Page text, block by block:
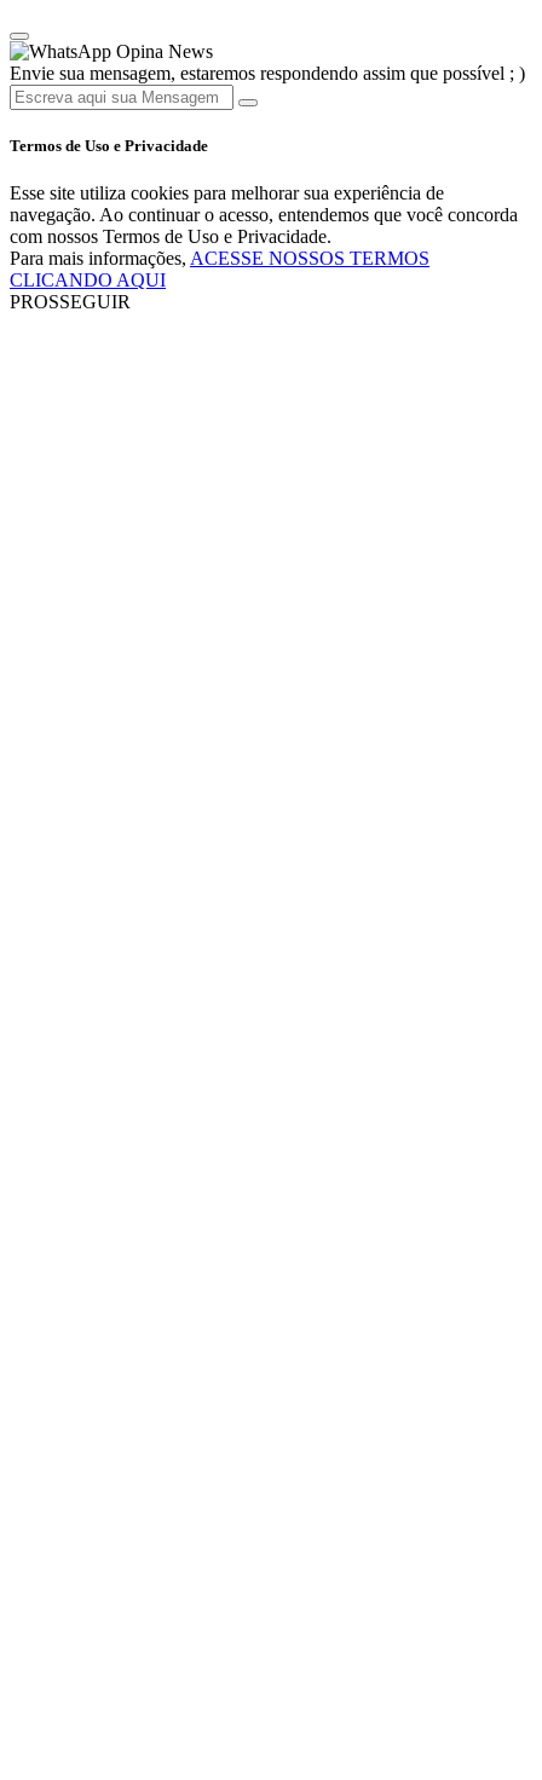
Opina News
Envie sua mensagem, estaremos respondendo assim que possível ; )
Termos de Uso e Privacidade
Esse site utiliza cookies para melhorar sua experiência de
navegação. Ao continuar o acesso, entendemos que você concorda
com nossos Termos de Uso e Privacidade.
Para mais informações, ACESSE NOSSOS TERMOS
CLICANDO AQUI
PROSSEGUIR